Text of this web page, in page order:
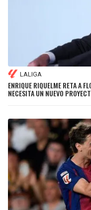
LALIGA
ENRIQUE RIQUELME RETA A
NECESITA UN NUEVO